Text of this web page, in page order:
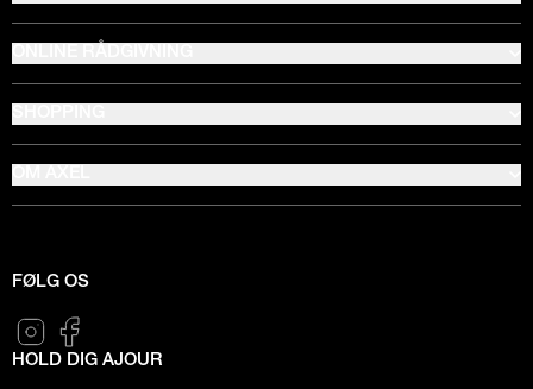
FØLG OS
HOLD DIG AJOUR